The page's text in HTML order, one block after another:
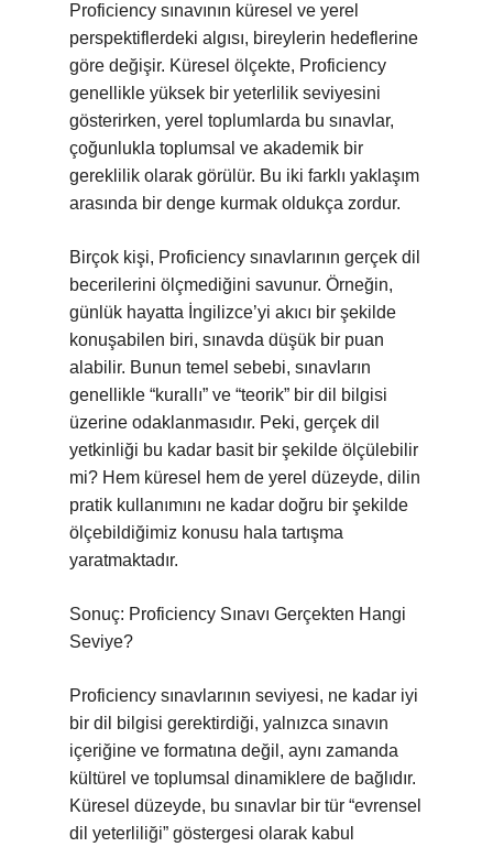
Proficiency sınavının küresel ve yerel
perspektiflerdeki algısı, bireylerin hedeflerine
göre değişir. Küresel ölçekte, Proficiency
genellikle yüksek bir yeterlilik seviyesini
gösterirken, yerel toplumlarda bu sınavlar,
çoğunlukla toplumsal ve akademik bir
gereklilik olarak görülür. Bu iki farklı yaklaşım
arasında bir denge kurmak oldukça zordur.
Birçok kişi, Proficiency sınavlarının gerçek dil
becerilerini ölçmediğini savunur. Örneğin,
günlük hayatta İngilizce’yi akıcı bir şekilde
konuşabilen biri, sınavda düşük bir puan
alabilir. Bunun temel sebebi, sınavların
genellikle “kurallı” ve “teorik” bir dil bilgisi
üzerine odaklanmasıdır. Peki, gerçek dil
yetkinliği bu kadar basit bir şekilde ölçülebilir
mi? Hem küresel hem de yerel düzeyde, dilin
pratik kullanımını ne kadar doğru bir şekilde
ölçebildiğimiz konusu hala tartışma
yaratmaktadır.
Sonuç: Proficiency Sınavı Gerçekten Hangi
Seviye?
Proficiency sınavlarının seviyesi, ne kadar iyi
bir dil bilgisi gerektirdiği, yalnızca sınavın
içeriğine ve formatına değil, aynı zamanda
kültürel ve toplumsal dinamiklere de bağlıdır.
Küresel düzeyde, bu sınavlar bir tür “evrensel
dil yeterliliği” göstergesi olarak kabul